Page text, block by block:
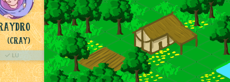
(Cray)
LU